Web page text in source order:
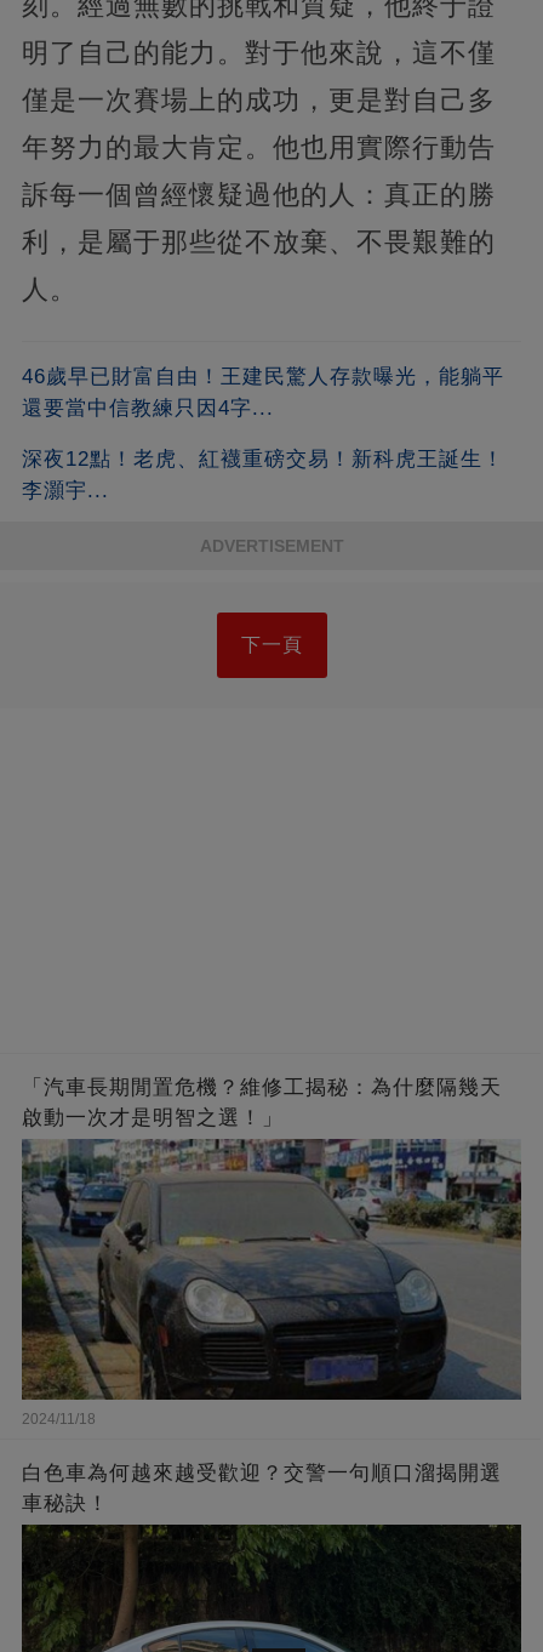
明了自己的能力。對于他來說，這不僅
僅是一次賽場上的成功，更是對自己多
年努力的最大肯定。他也用實際行動告
訴每一個曾經懷疑過他的人：真正的勝
利，是屬于那些從不放棄、不畏艱難的
人。
46歲早已財富自由！王建民驚人存款曝光，能躺平
還要當中信教練只因4字...
深夜12點！老虎、紅襪重磅交易！新科虎王誕生！
李灝宇...
ADVERTISEMENT
下一頁
「汽車長期閒置危機？維修工揭秘：為什麼隔幾天
啟動一次才是明智之選！」
2024/11/18
白色車為何越來越受歡迎？交警一句順口溜揭開選
車秘訣！